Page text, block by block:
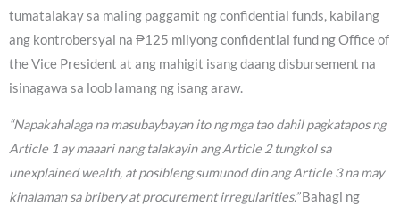
tumatalakay sa maling paggamit ng confidential funds, kabilang
ang kontrobersyal na ₱125 milyong confidential fund ng Office of
the Vice President at ang mahigit isang daang disbursement na
isinagawa sa loob lamang ng isang araw.
“Napakahalaga na masubaybayan ito ng mga tao dahil pagkatapos ng
Article 1 ay maaari nang talakayin ang Article 2 tungkol sa
unexplained wealth, at posibleng sumunod din ang Article 3 na may
kinalaman sa bribery at procurement irregularities.”Bahagi ng